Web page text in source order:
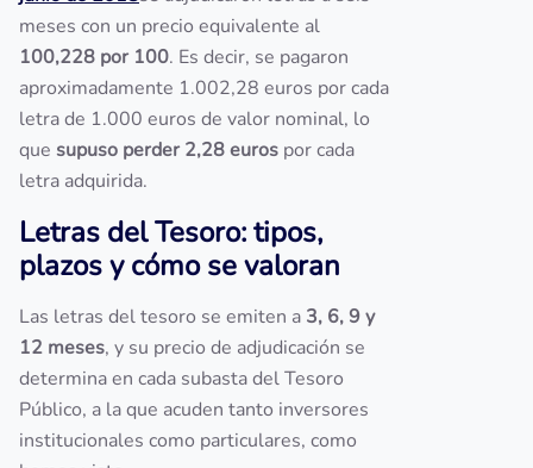
meses con un precio equivalente al
100,228 por 100. Es decir, se pagaron
aproximadamente 1.002,28 euros por cada
letra de 1.000 euros de valor nominal, lo
que supuso perder 2,28 euros por cada
letra adquirida.
Letras del Tesoro: tipos,
plazos y cómo se valoran
Las letras del tesoro se emiten a 3, 6, 9 y
12 meses, y su precio de adjudicación se
determina en cada subasta del Tesoro
Público, a la que acuden tanto inversores
institucionales como particulares, como